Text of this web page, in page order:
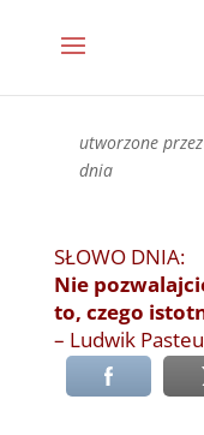
utworzone przez
dnia
SŁOWO DNIA:
Nie
to, czego
– Ludwik